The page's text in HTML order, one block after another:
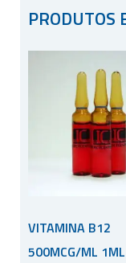
PRODUTOS
VITAMINA B12
500MCG/ML 1ML